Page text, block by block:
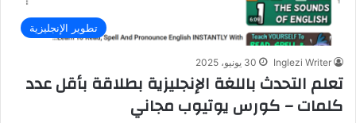
تطوير الإنجليزية
Inglezi Writer 30 يونيو، 2025
تعلم التحدث باللغة الإنجليزية بطلاقة بأقل عدد
كلمات – كورس يوتيوب مجاني